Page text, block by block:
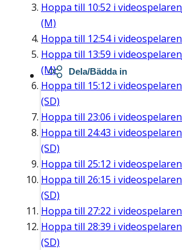
Hoppa till 10:52 i videospelaren
(M)
Hoppa till 12:54i videospelaren
Hoppa till 13:59 i videospelaren
(M)
Hoppa till 15:12 i videospelaren
(SD)
Hoppa till 23:06 i videospelaren
Hoppa till 24:43 i videospelaren
(SD)
Hoppa till 25:12 i videospelaren
Hoppa till 26:15 i videospelaren
(SD)
Hoppa till 27:22 i videospelaren
Hoppa till 28:39 i videospelaren
(SD)
Dela/Bädda in